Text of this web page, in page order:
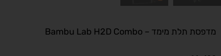
מדפסת תלת מימד – Bambu Lab H2D Combo